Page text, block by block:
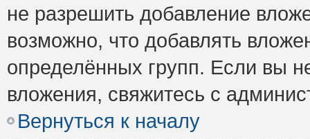
не разрешить добавление
возможно, что добавлять
определённых групп. Если вы
вложения, свяжитесь с
Вернуться к началу